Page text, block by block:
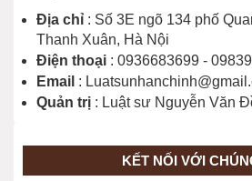
Địa chỉ : Số 3E ngõ 134 phố
Thanh Xuân, Hà Nội
Điện thoại : 0936683699 -
Email :
Quản trị : Luật sư Nguyễn Văn
KẾT NỐI VỚI